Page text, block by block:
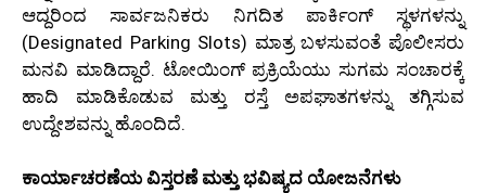
ಆದ್ದರಿಂದ ಸಾರ್ವಜನಿಕರು ನಿಗದಿತ ಪಾರ್ಕಿಂಗ್ ಸ್ಥಳಗಳನ್ನು
(Designated Parking Slots) ಮಾತ್ರ ಬಳಸುವಂತೆ ಪೊಲೀಸರು
ಮನವಿ ಮಾಡಿದ್ದಾರೆ. ಟೋಯಿಂಗ್ ಪ್ರಕ್ರಿಯೆಯು ಸುಗಮ ಸಂಚಾರಕ್ಕೆ
ಹಾದಿ ಮಾಡಿಕೊಡುವ ಮತ್ತು ರಸ್ತೆ ಅಪಘಾತಗಳನ್ನು ತಗ್ಗಿಸುವ
ಉದ್ದೇಶವನ್ನು ಹೊಂದಿದೆ.
ಕಾರ್ಯಾಚರಣೆಯ ವಿಸ್ತರಣೆ ಮತ್ತು ಭವಿಷ್ಯದ ಯೋಜನೆಗಳು